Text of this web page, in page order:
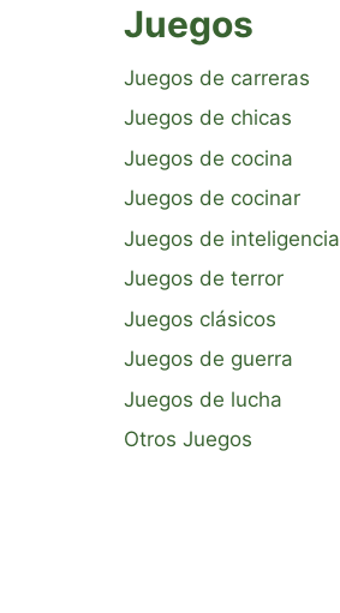
Juegos
Juegos de carreras
Juegos de chicas
Juegos de cocina
Juegos de cocinar
Juegos de inteligencia
Juegos de terror
Juegos clásicos
Juegos de guerra
Juegos de lucha
Otros Juegos